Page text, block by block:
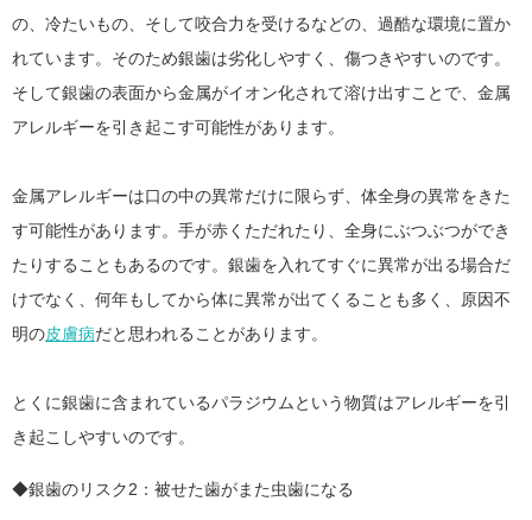
の、冷たいもの、そして咬合力を受けるなどの、過酷な環境に置か
れています。そのため銀歯は劣化しやすく、傷つきやすいのです。
そして銀歯の表面から金属がイオン化されて溶け出すことで、金属
アレルギーを引き起こす可能性があります。
金属アレルギーは口の中の異常だけに限らず、体全身の異常をきた
す可能性があります。手が赤くただれたり、全身にぶつぶつができ
たりすることもあるのです。銀歯を入れてすぐに異常が出る場合だ
けでなく、何年もしてから体に異常が出てくることも多く、原因不
明の皮膚病だと思われることがあります。
とくに銀歯に含まれているパラジウムという物質はアレルギーを引
き起こしやすいのです。
◆銀歯のリスク2：被せた歯がまた虫歯になる